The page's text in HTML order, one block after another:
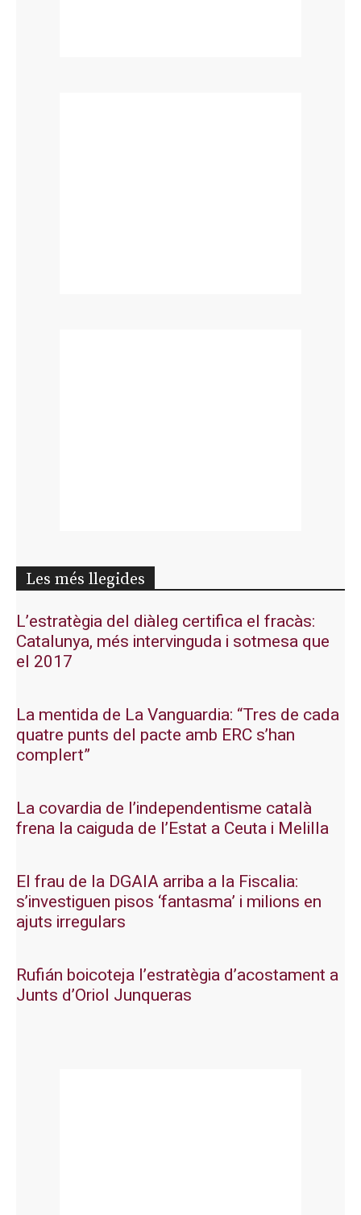
Les més llegides
L’estratègia del diàleg certifica el fracàs:
Catalunya, més intervinguda i sotmesa que
el 2017
La mentida de La Vanguardia: “Tres de cada
quatre punts del pacte amb ERC s’han
complert”
La covardia de l’independentisme català
frena la caiguda de l’Estat a Ceuta i Melilla
El frau de la DGAIA arriba a la Fiscalia:
s’investiguen pisos ‘fantasma’ i milions en
ajuts irregulars
Rufián boicoteja l’estratègia d’acostament a
Junts d’Oriol Junqueras